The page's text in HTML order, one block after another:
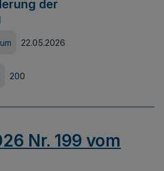
der
22.05.2026
200
Nr. 199 vom